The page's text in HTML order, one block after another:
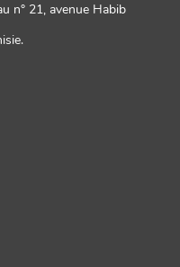
n° 21, avenue Habib